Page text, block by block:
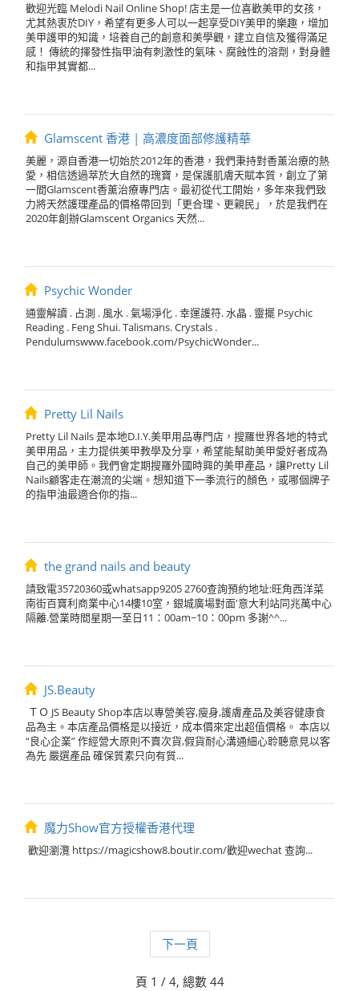
歡迎光臨 Melodi Nail Online Shop! 店主是一位喜歡美甲的女孩，
尤其熱衷於DIY，希望有更多人可以一起享受DIY美甲的樂趣，增加
美甲護甲的知識，培養自己的創意和美學觀，建立自信及獲得滿足
感！ 傳統的揮發性指甲油有刺激性的氣味、腐蝕性的溶劑，對身體
和指甲其實都...
Glamscent 香港 | 高濃度面部修護精華
美麗，源自香港一切始於2012年的香港，我們秉持對香薰治療的熱
愛，相信透過萃於大自然的瑰寶，是保護肌膚天賦本質，創立了第
一間Glamscent香薰治療專門店。最初從代工開始，多年來我們致
力將天然護理產品的價格帶回到「更合理、更親民」，於是我們在
2020年創辦Glamscent Organics 天然...
Psychic Wonder
通靈解讀 . 占測 . 風水 . 氣場淨化 . 幸運護符. 水晶 . 靈擺 Psychic
Reading . Feng Shui. Talismans. Crystals .
Pendulumswww.facebook.com/PsychicWonder...
Pretty Lil Nails
Pretty Lil Nails 是本地D.I.Y.美甲用品專門店，搜羅世界各地的特式
美甲用品，主力提供美甲教學及分享，希望能幫助美甲愛好者成為
自己的美甲師。我們會定期搜羅外國時興的美甲產品，讓Pretty Lil
Nails顧客走在潮流的尖端。想知道下一季流行的顏色，或哪個牌子
的指甲油最適合你的指...
the grand nails and beauty
請致電35720360或whatsapp9205 2760查詢預約地址:旺角西洋菜
南街百寶利商業中心14樓10室，銀城廣場對面'意大利站同兆萬中心
隔離.營業時間星期一至日11：00am~10：00pm 多謝^^...
JS.Beauty
ＴＯ JS Beauty Shop本店以專營美容,瘦身,護膚產品及美容健康食
品為主。本店產品價格是以接近，成本價來定出超值價格。 本店以
“良心企業” 作經營大原則不賣次貨,假貨耐心溝通細心聆聽意見以客
為先 嚴選產品 確保質素只向有質...
魔力Show官方授權香港代理
歡迎瀏灠 https://magicshow8.boutir.com/歡迎wechat 查詢...
下一頁
頁 1 / 4, 總數 44